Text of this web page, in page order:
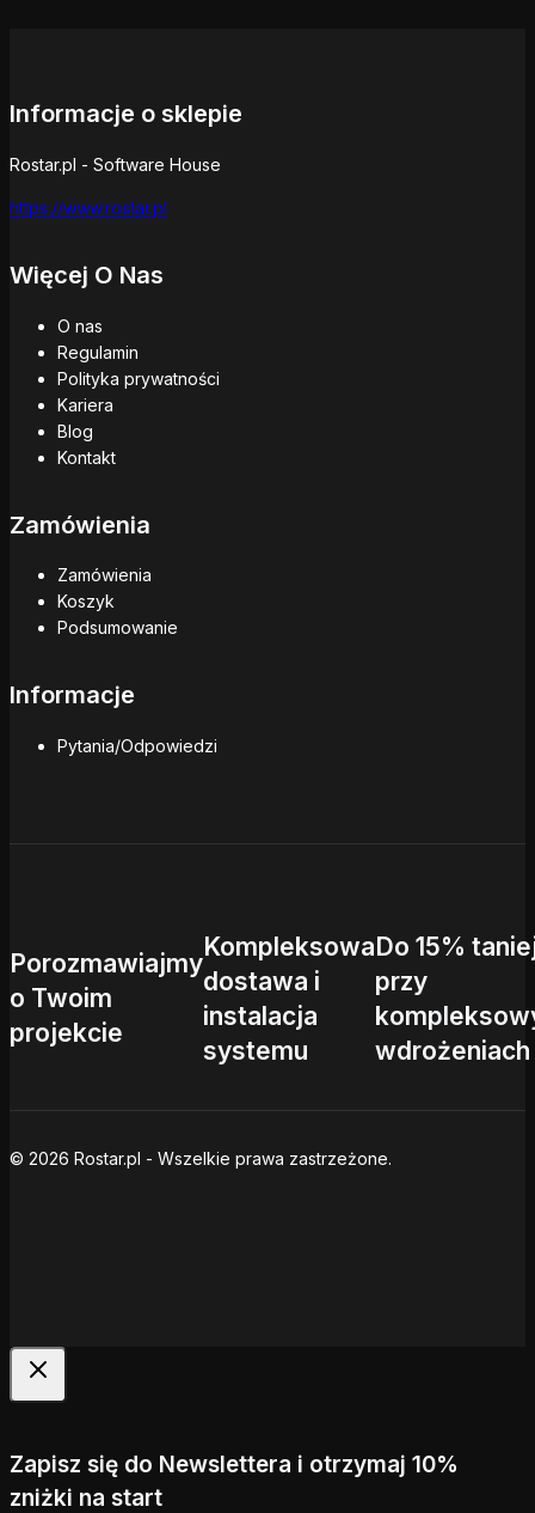
Informacje o sklepie
Rostar.pl - Software House
https://www.rostar.pl
Więcej O Nas
O nas
Regulamin
Polityka prywatności
Kariera
Blog
Kontakt
Zamówienia
Zamówienia
Koszyk
Podsumowanie
Informacje
Pytania/Odpowiedzi
Porozmawiajmy
o Twoim
projekcie
Kompleksowa
dostawa i
instalacja
systemu
Do 15%
przy
wdrożeniach
© 2026 Rostar.pl - Wszelkie prawa zastrzeżone.
Zapisz się do Newslettera i otrzymaj 10%
zniżki na start